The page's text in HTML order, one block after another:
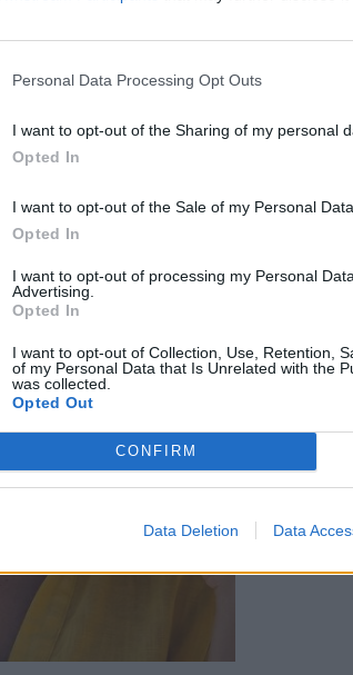
Personal Data Processing Opt Outs
I want to opt-out of the Sharing of my personal
Opted In
I want to opt-out of the Sale of my Personal Data.
Opted In
I want to opt-out of processing my Personal
Advertising.
Opted In
I want to opt-out of Collection, Use, Retention,
of my Personal Data that Is Unrelated with the
was collected.
Opted Out
CONFIRM
Data Deletion Data